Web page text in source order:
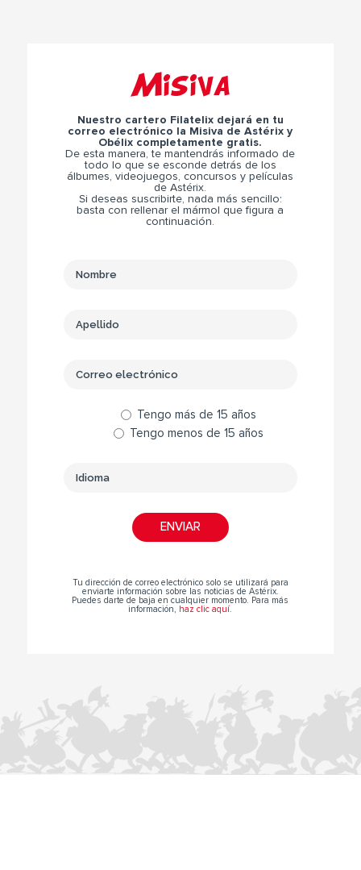
Misiva
Nuestro cartero Filatelix dejará en tu
correo electrónico la Misiva de Astérix y
Obélix completamente gratis.
De esta manera, te mantendrás informado de
todo lo que se esconde detrás de los
álbumes, videojuegos, concursos y películas
de Astérix.
Si deseas suscribirte, nada más sencillo:
basta con rellenar el mármol que figura a
continuación.
Tengo más de 15 años
Tengo menos de 15 años
Tu dirección de correo electrónico solo se utilizará para
enviarte información sobre las noticias de Astérix.
Puedes darte de baja en cualquier momento. Para más
información, haz clic aquí.